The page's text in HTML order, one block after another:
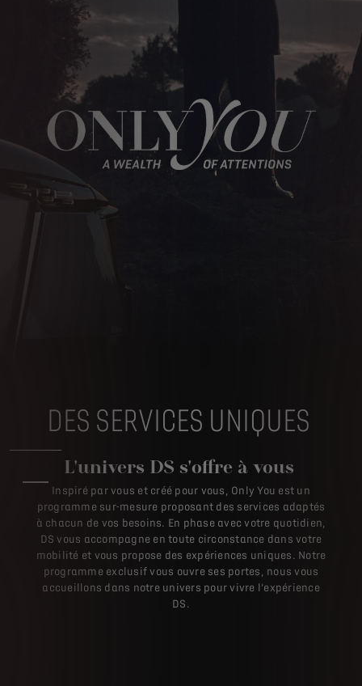
DES SERVICES UNIQUES
L'univers DS s'offre à vous
Inspiré par vous et créé pour vous, Only You est un
programme sur-mesure proposant des services adaptés
à chacun de vos besoins. En phase avec votre quotidien,
DS vous accompagne en toute circonstance dans votre
mobilité et vous propose des expériences uniques. Notre
programme exclusif vous ouvre ses portes, nous vous
accueillons dans notre univers pour vivre l’expérience
DS.